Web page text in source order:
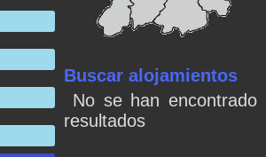
Buscar alojamientos
No se han encontrado
resultados